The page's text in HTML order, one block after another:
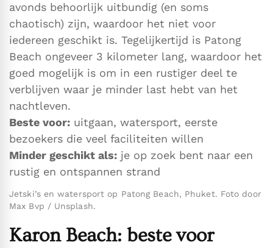
avonds behoorlijk uitbundig (en soms
chaotisch) zijn, waardoor het niet voor
iedereen geschikt is. Tegelijkertijd is Patong
Beach ongeveer 3 kilometer lang, waardoor het
goed mogelijk is om in een rustiger deel te
verblijven waar je minder last hebt van het
nachtleven.
Beste voor: uitgaan, watersport, eerste
bezoekers die veel faciliteiten willen
Minder geschikt als: je op zoek bent naar een
rustig en ontspannen strand
Jetski’s en watersport op Patong Beach, Phuket. Foto door
Max Bvp / Unsplash.
Karon Beach: beste voor